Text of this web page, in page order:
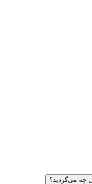
چه می‌گردید؟